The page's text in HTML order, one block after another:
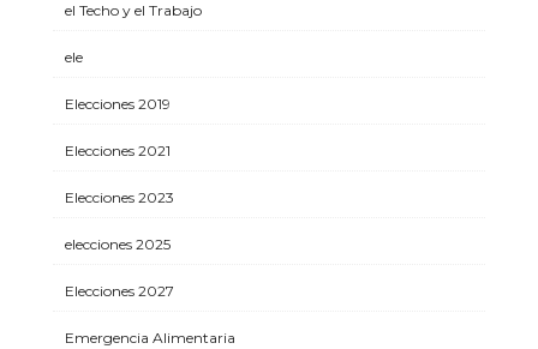
el Techo y el Trabajo
ele
Elecciones 2019
Elecciones 2021
Elecciones 2023
elecciones 2025
Elecciones 2027
Emergencia Alimentaria